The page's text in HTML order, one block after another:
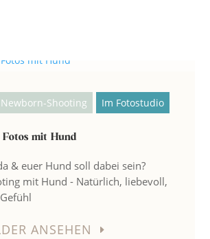
Shooting Im Fotostudio
Fotos mit Hund
& euer Hund soll dabei sein?
mit Hund - Natürlich, liebevoll,
ANSEHEN